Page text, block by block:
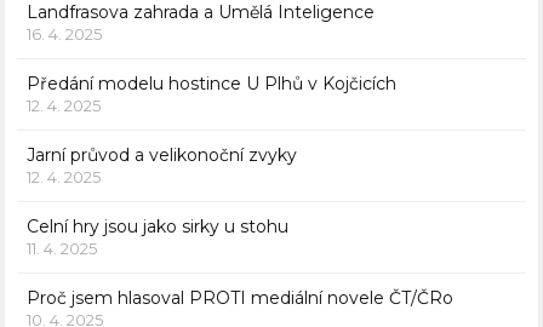
Landfrasova zahrada a Umělá Inteligence
16. 4. 2025
Předání modelu hostince U Plhů v Kojčicích
12. 4. 2025
Jarní průvod a velikonoční zvyky
12. 4. 2025
Celní hry jsou jako sirky u stohu
11. 4. 2025
Proč jsem hlasoval PROTI mediální novele ČT/ČRo
10. 4. 2025